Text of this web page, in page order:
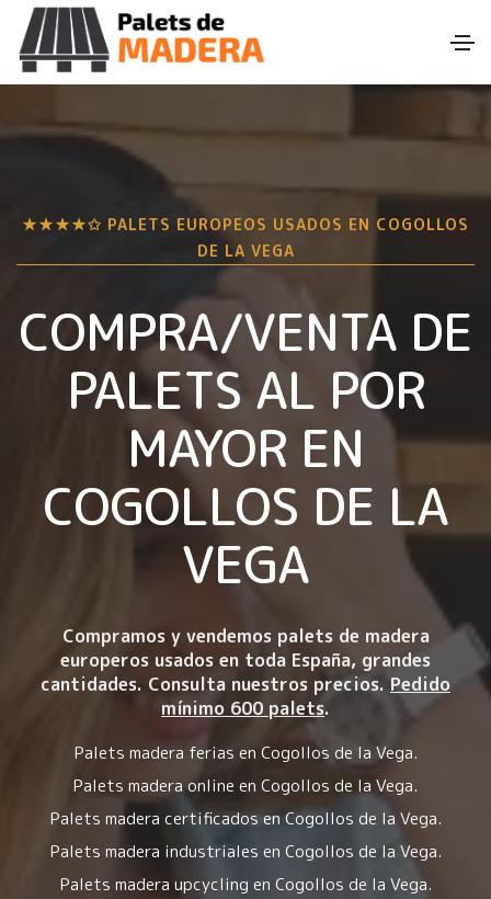
★★★★✩ PALETS EUROPEOS USADOS EN COGOLLOS
DE LA VEGA
COMPRA/VENTA DE
PALETS AL POR
MAYOR EN
COGOLLOS DE LA
VEGA
Compramos y vendemos palets de madera
europeros usados en toda España, grandes
cantidades. Consulta nuestros precios.Pedido
mínimo 600 palets.
Palets madera ferias en Cogollos de la Vega.
Palets madera online en Cogollos de la Vega.
Palets madera certificados en Cogollos de la Vega.
Palets madera industriales en Cogollos de la Vega.
Palets madera upcycling en Cogollos de la Vega.